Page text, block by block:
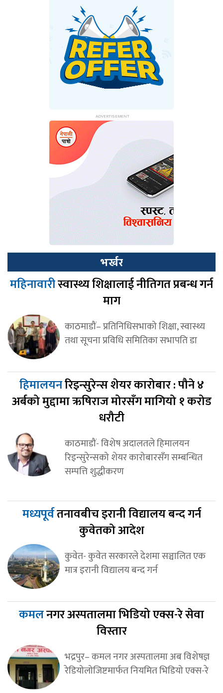
भर्खर
महिनावारीस्वास्थ्य शिक्षालाई नीतिगत प्रबन्ध गर्न
माग
काठमाडौं– प्रतिनिधिसभाको शिक्षा, स्वास्थ्य
तथा सूचना प्रविधि समितिका सभापति डा
हिमालयनरिइन्सुरेन्स शेयर कारोबार : पौने ४
अर्बको मुद्दामा ऋषिराज मोरसँग मागियो १ करोड
धरौटी
काठमाडौं- विशेष अदालतले हिमालयन
रिइन्सुरेन्सको शेयर कारोबारसँग सम्बन्धित
सम्पत्ति शुद्धीकरण
मध्यपूर्वतनावबीच इरानी विद्यालय बन्द गर्न
कुवेतको आदेश
कुवेत- कुवेत सरकारले देशमा सञ्चालित एक
मात्र इरानी विद्यालय बन्द गर्न
कमलनगर अस्पतालमा भिडियो एक्स-रे सेवा
विस्तार
भद्रपुर– कमल नगर अस्पतालमा अब विशेषज्ञ
रेडियोलोजिष्टमार्फत नियमित भिडियो एक्स-रे